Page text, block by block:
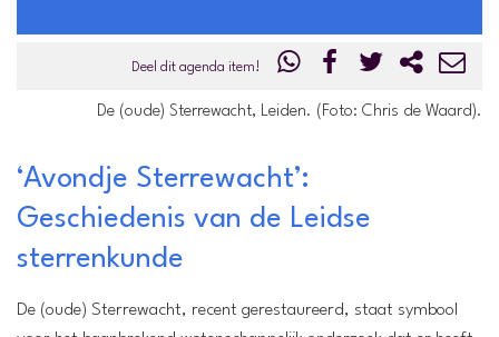
Deel dit agenda item!
De (oude) Sterrewacht, Leiden. (Foto: Chris de Waard).
De (oude) Sterrewacht
‘Avondje Sterrewacht’:
Geschiedenis van de Leidse
sterrenkunde
De (oude) Sterrewacht, recent gerestaureerd, staat symbool